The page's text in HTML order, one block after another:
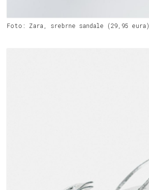
Foto: Zara, srebrne sandale (29,95 eura)